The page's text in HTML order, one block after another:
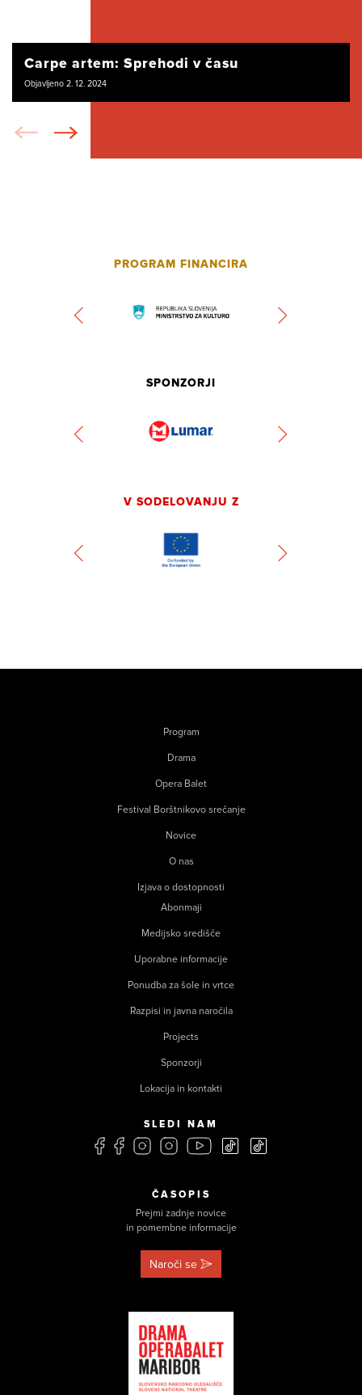
Carpe artem: Sprehodi v času
Objavljeno 2. 12. 2024
PROGRAM FINANCIRA
SPONZORJI
V SODELOVANJU Z
Program
Drama
Opera Balet
Festival Borštnikovo srečanje
Novice
O nas
Izjava o dostopnosti
Abonmaji
Medijsko središče
Uporabne informacije
Ponudba za šole in vrtce
Razpisi in javna naročila
Projects
Sponzorji
Lokacija in kontakti
SLEDI NAM
ČASOPIS
Prejmi zadnje novice
in pomembne informacije
Naroči se